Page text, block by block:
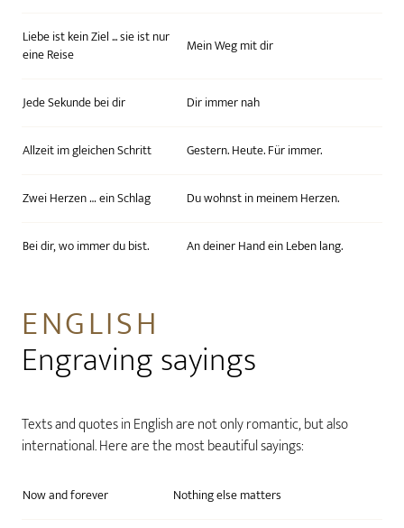
Liebe ist kein Ziel ... sie ist nur
eine Reise
Mein Weg mit dir
Jede Sekunde bei dir Dir immer nah
Allzeit im gleichen Schritt Gestern. Heute. Für immer.
Zwei Herzen … ein Schlag Du wohnst in meinem Herzen.
Bei dir, wo immer du bist. An deiner Hand ein Leben lang.
ENGLISH
Engraving sayings
Texts and quotes in English are not only romantic, but also
international. Here are the most beautiful sayings:
Now and forever Nothing else matters